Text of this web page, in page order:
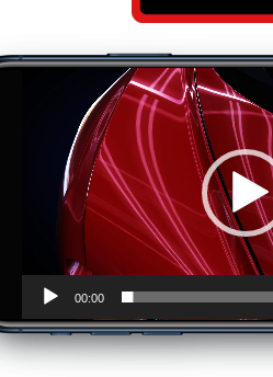
00:00